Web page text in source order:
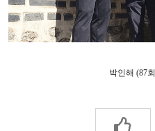
박인해 (87회